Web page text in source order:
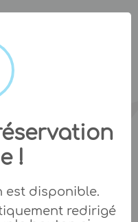
!
est disponible.
redirigé